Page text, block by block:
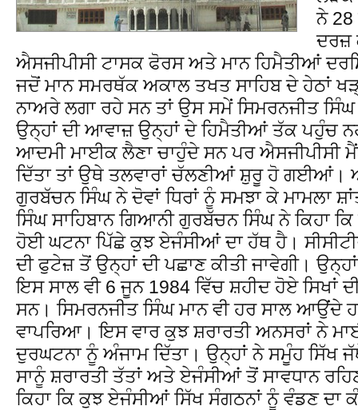
ਨੇ
ਦਰਜ਼
ਐਸਜੀਪੀਸੀ ਟਾਸਕ ਫੋਰਸ ਅਤੇ ਮਾਨ ਹਿਮੈਤੀਆਂ
ਜਦੋਂ ਮਾਨ ਸਮਰਥੱਕ ਅਕਾਲ ਤਖਤ ਸਾਹਿਬ ਦੇ ਹੇਠਾਂ
ਨਾਅਰੇ ਲਗਾ ਰਹੇ ਸਨ ਤਾਂ ਉਸ ਸਮੇਂ ਸਿਮਰਨਜੀਤ
ਉਨ੍ਹਾਂ ਦੀ ਆਵਾਜ਼ ਉਨ੍ਹਾਂ ਦੇ ਹਿਮੈਤੀਆਂ ਤੱਕ ਪਹੁੰਚ
ਆਦਮੀ ਮਾਈਕ ਲੈਣਾ ਚਾਹੁੰਦੇ ਸਨ ਪਰ ਐਸਜੀਪੀਸੀ
ਦਿੱਤਾ ਤਾਂ ਉਥੇ ਤਲਵਾਰਾਂ ਚੱਲਣੀਆਂ ਸ਼ੁਰੂ ਹੋ ਗਈਆਂ।
ਗੁਰਬੱਚਨ ਸਿੰਘ ਨੇ ਦੋਵਾਂ ਧਿਰਾਂ ਨੂੰ ਸਮਝਾ ਕੇ ਮਾਮਲਾ
ਸਿੰਘ ਸਾਹਿਬਾਨ ਗਿਆਨੀ ਗੁਰਬੱਚਨ ਸਿੰਘ ਨੇ ਕਿਹਾ
ਹੋਈ ਘਟਨਾ ਪਿੱਛੇ ਕੁਝ ਏਜੰਸੀਆਂ ਦਾ ਹੱਥ ਹੈ।
ਦੀ ਫੁਟੇਜ਼ ਤੋਂ ਉਨ੍ਹਾਂ ਦੀ ਪਛਾਣ ਕੀਤੀ ਜਾਵੇਗੀ।
ਇਸ ਸਾਲ ਵੀ 6 ਜੂਨ 1984 ਵਿੱਚ ਸ਼ਹੀਦ ਹੋਏ ਸਿਖਾਂ
ਸਨ। ਸਿਮਰਨਜੀਤ ਸਿੰਘ ਮਾਨ ਵੀ ਹਰ ਸਾਲ ਆਉਂਦੇ
ਵਾਪਰਿਆ। ਇਸ ਵਾਰ ਕੁਝ ਸ਼ਰਾਰਤੀ ਅਨਸਰਾਂ ਨੇ
ਦੁਰਘਟਨਾ ਨੂੰ ਅੰਜਾਮ ਦਿੱਤਾ। ਉਨ੍ਹਾਂ ਨੇ ਸਮੂੰਹ ਸਿੱਖ
ਸਾਨੂੰ ਸ਼ਰਾਰਤੀ ਤੱਤਾਂ ਅਤੇ ਏਜੰਸੀਆਂ ਤੋਂ ਸਾਵਧਾਨ
ਕਿਹਾ ਕਿ ਕੁਝ ਏਜੰਸੀਆਂ ਸਿੱਖ ਸੰਗਠਨਾਂ ਨੂੰ ਵੰਡਣ